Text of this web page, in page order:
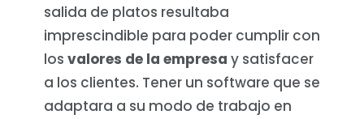
salida de platos resultaba
imprescindible para poder cumplir con
los valores de la empresa y satisfacer
a los clientes. Tener un software que se
adaptara a su modo de trabajo en